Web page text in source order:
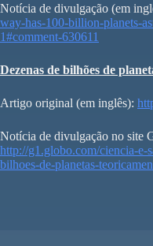
Notícia de divulgação (em
way-has-100-billion-planets-
1#comment-630611
Dezenas de bilhões de
Artigo original (em inglês):
Notícia de divulgação no site
http://g1.globo.com/ciencia-e-
bilhoes-de-planetas-